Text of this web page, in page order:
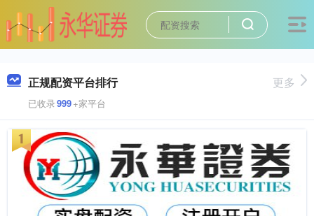
正规配资平台排行
已收录999+家平台
更多